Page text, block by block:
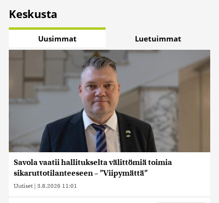
Keskusta
Uusimmat Luetuimmat
Savola vaatii hallitukselta välittömiä toimia
sikaruttotilanteeseen – ”Viipymättä”
Uutiset | 3.8.2026 11:01